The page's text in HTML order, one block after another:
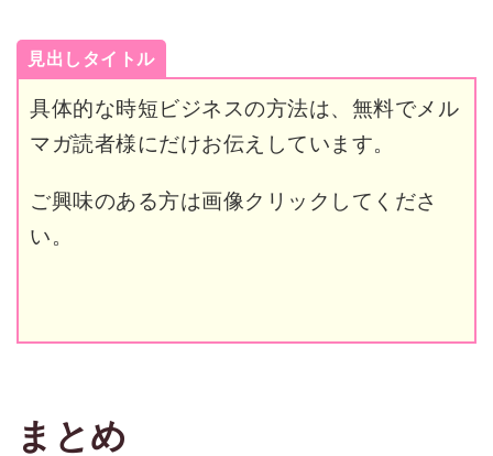
見出しタイトル
具体的な時短ビジネスの方法は、無料でメル
マガ読者様にだけお伝えしています。
ご興味のある方は画像クリックしてくださ
い。
まとめ